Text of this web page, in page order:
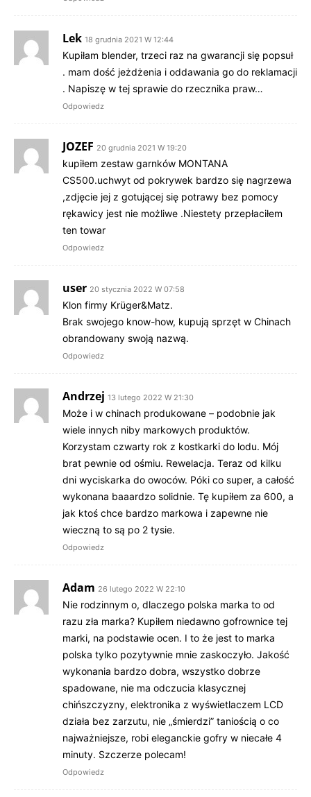
Lek 18 grudnia 2021 W 12:44
Kupiłam blender, trzeci raz na gwarancji się popsuł
. mam dość jeżdżenia i oddawania go do reklamacji
. Napiszę w tej sprawie do rzecznika praw…
Odpowiedz
JOZEF 20 grudnia 2021 W 19:20
kupiłem zestaw garnków MONTANA
CS500.uchwyt od pokrywek bardzo się nagrzewa
,zdjęcie jej z gotującej się potrawy bez pomocy
rękawicy jest nie możliwe .Niestety przepłaciłem
ten towar
Odpowiedz
user 20 stycznia 2022 W 07:58
Klon firmy Krüger&Matz.
Brak swojego know-how, kupują sprzęt w Chinach
obrandowany swoją nazwą.
Odpowiedz
Andrzej 13 lutego 2022 W 21:30
Może i w chinach produkowane – podobnie jak
wiele innych niby markowych produktów.
Korzystam czwarty rok z kostkarki do lodu. Mój
brat pewnie od ośmiu. Rewelacja. Teraz od kilku
dni wyciskarka do owoców. Póki co super, a całość
wykonana baaardzo solidnie. Tę kupiłem za 600, a
jak ktoś chce bardzo markowa i zapewne nie
wieczną to są po 2 tysie.
Odpowiedz
Adam 26 lutego 2022 W 22:10
Nie rodzinnym o, dlaczego polska marka to od
razu zła marka? Kupiłem niedawno gofrownice tej
marki, na podstawie ocen. I to że jest to marka
polska tylko pozytywnie mnie zaskoczyło. Jakość
wykonania bardzo dobra, wszystko dobrze
spadowane, nie ma odczucia klasycznej
chińszczyzny, elektronika z wyświetlaczem LCD
działa bez zarzutu, nie „śmierdzi” taniością o co
najważniejsze, robi eleganckie gofry w niecałe 4
minuty. Szczerze polecam!
Odpowiedz